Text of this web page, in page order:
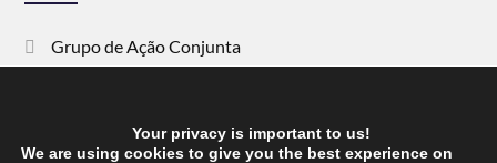
Grupo de Ação Conjunta
Vida Justa
Your privacy is important to us!
We are using cookies to give you the best experience on